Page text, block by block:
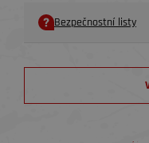
Bezpečnostní listy